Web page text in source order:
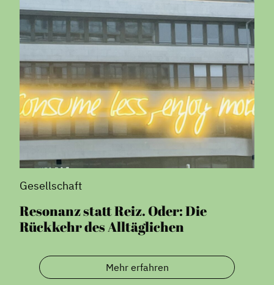
Gesellschaft
Resonanz statt Reiz. Oder: Die
Rückkehr des Alltäglichen
Mehr erfahren